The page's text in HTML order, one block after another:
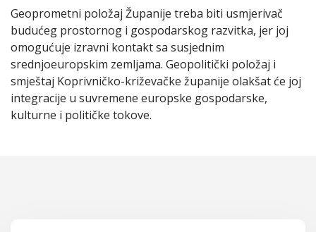
Geoprometni položaj Županije treba biti usmjerivač
budućeg prostornog i gospodarskog razvitka, jer joj
omogućuje izravni kontakt sa susjednim
srednjoeuropskim zemljama. Geopolitički položaj i
smještaj Koprivničko-križevačke županije olakšat će joj
integracije u suvremene europske gospodarske,
kulturne i političke tokove.